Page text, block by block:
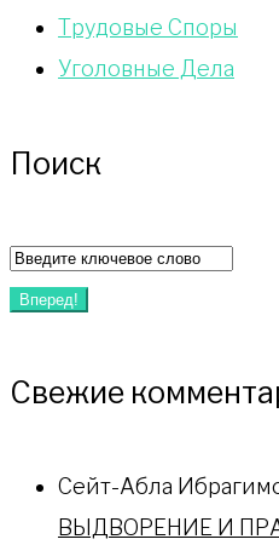
Трудовые Споры
Уголовные Дела
Поиск
Вперед!
Свежие
Сейт-Абла
ВЫДВОРЕНИЕ И